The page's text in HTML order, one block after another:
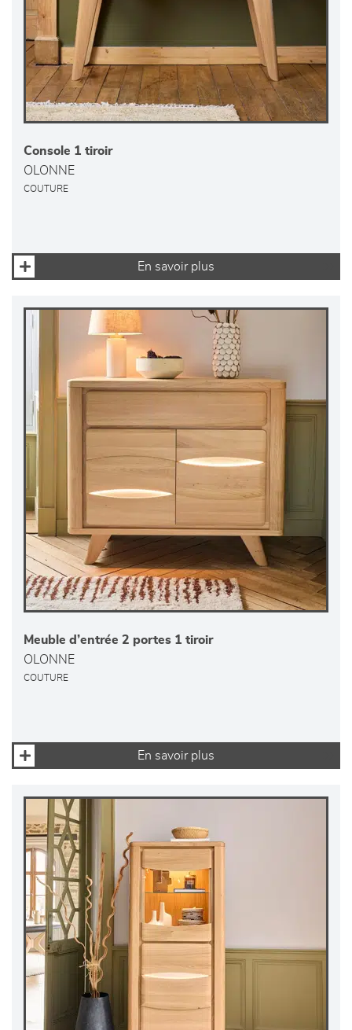
Console 1 tiroir
OLONNE
COUTURE
En savoir plus
Meuble d’entrée 2 portes 1 tiroir
OLONNE
COUTURE
En savoir plus